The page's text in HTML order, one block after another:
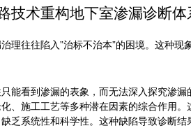
技术重构地下室渗漏诊断体
理往往陷入”治标不治本”的困境。这种
能看到渗漏的表象，而无法深入探究渗
、施工工艺等多种潜在因素的综合作用
乏系统性和科学性。这种缺陷导致诊断结